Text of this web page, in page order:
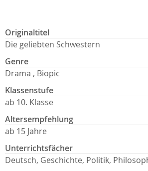
Originaltitel
Die geliebten Schwestern
Genre
Drama , Biopic
Klassenstufe
ab 10. Klasse
Altersempfehlung
ab 15 Jahre
Unterrichtsfächer
Deutsch, Geschichte, Politik,